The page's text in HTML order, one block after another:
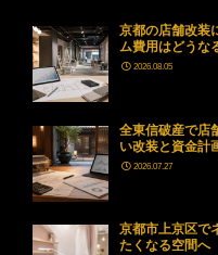
京都の店舗改装
ム費用はどうな
2026.08.05
全東信破産で店
い改装と資金計
2026.07.27
京都市上京区で
たくなる空間へ